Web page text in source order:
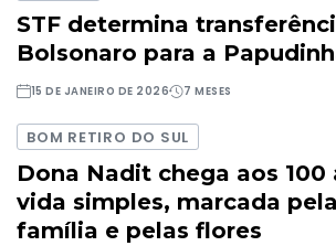
STF determina
Bolsonaro para a
15 DE JANEIRO DE 2026 7 MESES
BOM RETIRO DO SUL
Dona Nadit chega aos 100
vida simples, marcada
família e pelas flores